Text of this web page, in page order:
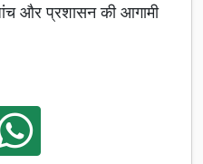
और प्रशासन की आगामी